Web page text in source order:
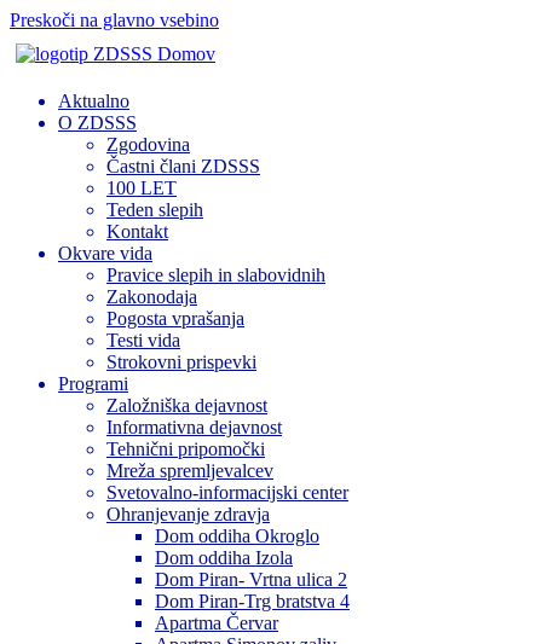
Preskoči na glavno vsebino
Domov
Aktualno
O ZDSSS
Zgodovina
Častni člani ZDSSS
100 LET
Teden slepih
Kontakt
Okvare vida
Pravice slepih in slabovidnih
Zakonodaja
Pogosta vprašanja
Testi vida
Strokovni prispevki
Programi
Založniška dejavnost
Informativna dejavnost
Tehnični pripomočki
Mreža spremljevalcev
Svetovalno-informacijski center
Ohranjevanje zdravja
Dom oddiha Okroglo
Dom oddiha Izola
Dom Piran- Vrtna ulica 2
Dom Piran-Trg bratstva 4
Apartma Červar